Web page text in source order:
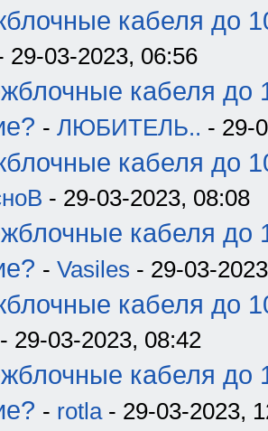
кабеля до
29-03-2023, 06:56
кабеля до
- ЛЮБИТЕЛЬ.. - 29-
кабеля до
- 29-03-2023, 08:08
кабеля до
- Vasiles - 29-03-
кабеля до
- 29-03-2023, 08:42
кабеля до
- rotla- 29-03-2023,